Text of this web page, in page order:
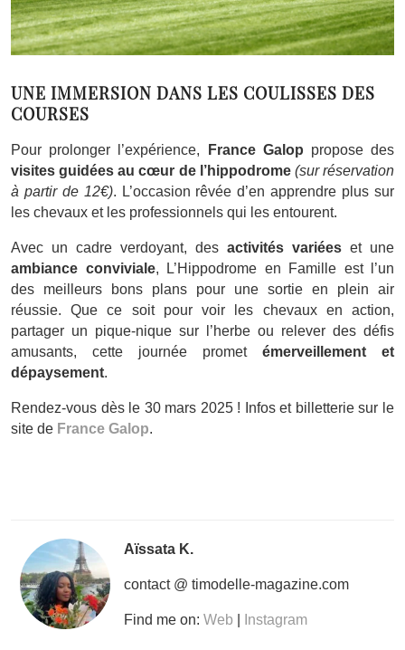
UNE IMMERSION DANS LES COULISSES DES
COURSES
Pour prolonger l’expérience, France Galop propose des
visites guidées au cœur de l’hippodrome (sur réservation
à partir de 12€). L’occasion rêvée d’en apprendre plus sur
les chevaux et les professionnels qui les entourent.
Avec un cadre verdoyant, des activités variées et une
ambiance conviviale, L’Hippodrome en Famille est l’un
des meilleurs bons plans pour une sortie en plein air
réussie. Que ce soit pour voir les chevaux en action,
partager un pique-nique sur l’herbe ou relever des défis
amusants, cette journée promet émerveillement et
dépaysement.
Rendez-vous dès le 30 mars 2025 ! Infos et billetterie sur le
site de France Galop.
Aïssata K.
contact @ timodelle-magazine.com
Find me on: Web Instagram